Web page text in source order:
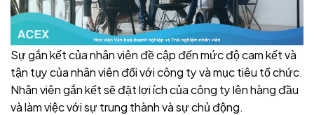
Sự gắn kết của nhân viên đề cập đến mức độ cam kết và
tận tụy của nhân viên đối với công ty và mục tiêu tổ chức.
Nhân viên gắn kết sẽ đặt lợi ích của công ty lên hàng đầu
và làm việc với sự trung thành và sự chủ động.